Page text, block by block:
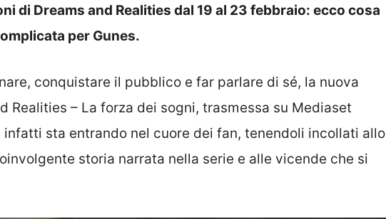
di Dreams and Realities dal 19 al 23 febbraio: ecco cosa
per Gunes.
conquistare il pubblico e far parlare di sé, la nuova
Realities – La forza dei sogni, trasmessa su Mediaset
infatti sta entrando nel cuore dei fan, tenendoli incollati allo
storia narrata nella serie e alle vicende che si